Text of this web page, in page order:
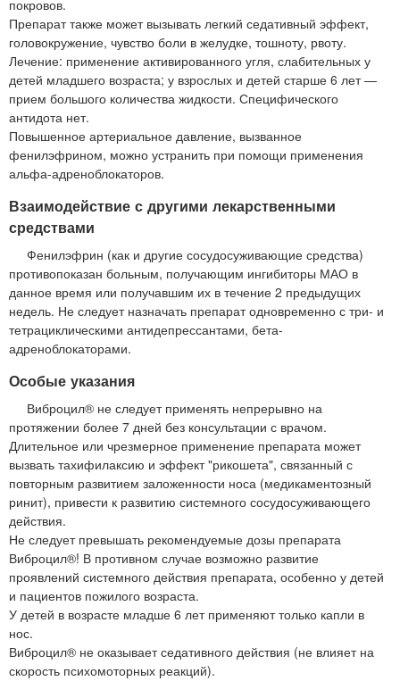
покровов.
Препарат также может вызывать легкий седативный эффект,
головокружение, чувство боли в желудке, тошноту, рвоту.
Лечение: применение активированного угля, слабительных у
детей младшего возраста; у взрослых и детей старше 6 лет —
прием большого количества жидкости. Специфического
антидота нет.
Повышенное артериальное давление, вызванное
фенилэфрином, можно устранить при помощи применения
альфа-адреноблокаторов.
Взаимодействие с другими лекарственными
средствами
Фенилэфрин (как и другие сосудосуживающие средства)
противопоказан больным, получающим ингибиторы МАО в
данное время или получавшим их в течение 2 предыдущих
недель. Не следует назначать препарат одновременно с три- и
тетрациклическими антидепрессантами, бета-
адреноблокаторами.
Особые указания
Виброцил® не следует применять непрерывно на
протяжении более 7 дней без консультации с врачом.
Длительное или чрезмерное применение препарата может
вызвать тахифилаксию и эффект "рикошета", связанный с
повторным развитием заложенности носа (медикаментозный
ринит), привести к развитию системного сосудосуживающего
действия.
Не следует превышать рекомендуемые дозы препарата
Виброцил®! В противном случае возможно развитие
проявлений системного действия препарата, особенно у детей
и пациентов пожилого возраста.
У детей в возрасте младше 6 лет применяют только капли в
нос.
Виброцил® не оказывает седативного действия (не влияет на
скорость психомоторных реакций).